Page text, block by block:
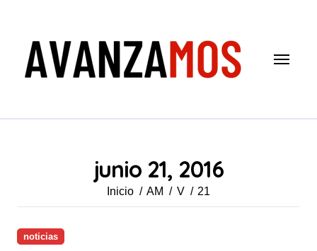
junio 21, 2016
Inicio AM V 21
noticias